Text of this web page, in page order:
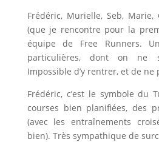
Frédéric, Murielle, Seb,
(que je rencontre pour la
équipe de Free Runners.
particulières, dont on ne
Impossible d’y rentrer, et de ne
Frédéric, c’est le symbole du
courses bien planifiées, des
(avec les entraînements
bien). Très sympathique de